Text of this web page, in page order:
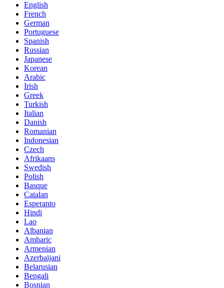
English
French
German
Portuguese
Spanish
Russian
Japanese
Korean
Arabic
Irish
Greek
Turkish
Italian
Danish
Romanian
Indonesian
Czech
Afrikaans
Swedish
Polish
Basque
Catalan
Esperanto
Hindi
Lao
Albanian
Amharic
Armenian
Azerbaijani
Belarusian
Bengali
Bosnian